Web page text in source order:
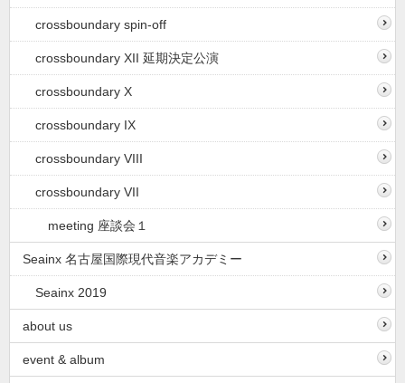
crossboundary spin-off
crossboundary XII 延期決定公演
crossboundary X
crossboundary IX
crossboundary VIII
crossboundary VII
meeting 座談会１
Seainx 名古屋国際現代音楽アカデミー
Seainx 2019
about us
event & album